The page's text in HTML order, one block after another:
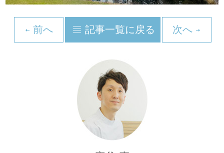
前へ 記事一覧に戻る 次へ